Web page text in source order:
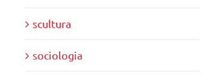
scultura
sociologia